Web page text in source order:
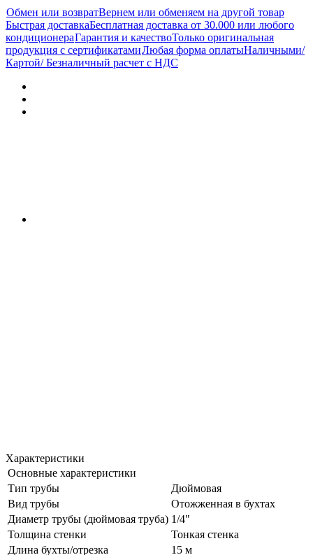
Обмен или возвратВернем или обменяем на другой товар
Быстрая доставкаБесплатная доставка от 30.000 или любого
кондиционераГарантия и качествоТолько оригинальная
продукция с сертификатамиЛюбая форма оплатыНаличными/
Картой/ Безналичный расчет с НДС
Характеристики
Основные характеристики
Тип трубы
Дюймовая
Вид трубы
Отожженная в бухтах
Диаметр трубы (дюймовая труба) 1/4"
Толщина стенки
Тонкая стенка
Длина бухты/отрезка
15 м